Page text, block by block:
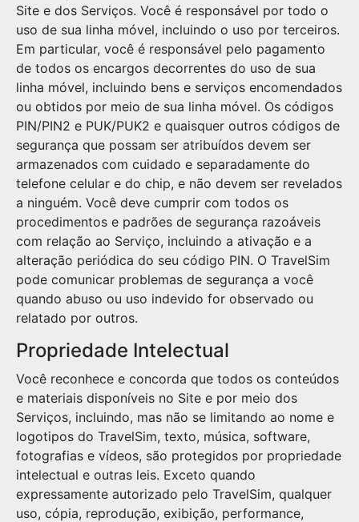
Site e dos Serviços. Você é responsável por todo o
uso de sua linha móvel, incluindo o uso por terceiros.
Em particular, você é responsável pelo pagamento
de todos os encargos decorrentes do uso de sua
linha móvel, incluindo bens e serviços encomendados
ou obtidos por meio de sua linha móvel. Os códigos
PIN/PIN2 e PUK/PUK2 e quaisquer outros códigos de
segurança que possam ser atribuídos devem ser
armazenados com cuidado e separadamente do
telefone celular e do chip, e não devem ser revelados
a ninguém. Você deve cumprir com todos os
procedimentos e padrões de segurança razoáveis
com relação ao Serviço, incluindo a ativação e a
alteração periódica do seu código PIN. O TravelSim
pode comunicar problemas de segurança a você
quando abuso ou uso indevido for observado ou
relatado por outros.
Propriedade Intelectual
Você reconhece e concorda que todos os conteúdos
e materiais disponíveis no Site e por meio dos
Serviços, incluindo, mas não se limitando ao nome e
logotipos do TravelSim, texto, música, software,
fotografias e vídeos, são protegidos por propriedade
intelectual e outras leis. Exceto quando
expressamente autorizado pelo TravelSim, qualquer
uso, cópia, reprodução, exibição, performance,